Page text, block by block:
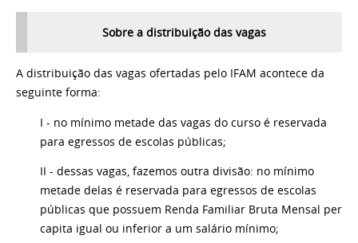
Sobre a distribuição das vagas
A distribuição das vagas ofertadas pelo IFAM acontece da
seguinte forma:
I - no mínimo metade das vagas do curso é reservada
para egressos de escolas públicas;
II - dessas vagas, fazemos outra divisão: no mínimo
metade delas é reservada para egressos de escolas
públicas que possuem Renda Familiar Bruta Mensal per
capita igual ou inferior a um salário mínimo;